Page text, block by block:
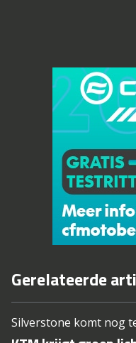
Gerelateerde
Silverstone komt nog